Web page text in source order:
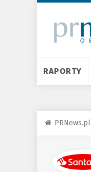
RAPORTY
PRNews.pl